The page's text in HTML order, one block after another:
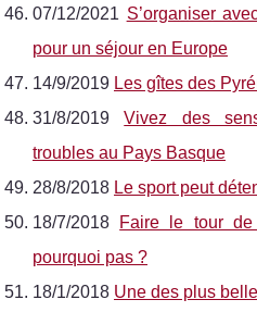
07/12/2021 S’organiser
pour un séjour en Europe
14/9/2019 Les gîtes des
31/8/2019Vivez des
troubles au Pays Basque
28/8/2018 Le sport peut
18/7/2018
Faire le tour
pourquoi pas ?
18/1/2018 Une des plus